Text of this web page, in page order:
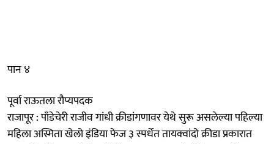
पान ४
पूर्वा राऊतला रौप्यपदक
राजापूर : पाँडेचेरी राजीव गांधी क्रीडांगणावर येथे सुरू असलेल्या पहिल्या
महिला अस्मिता खेलो इंडिया फेज ३ स्पर्धेत तायक्वांदो क्रीडा प्रकारात